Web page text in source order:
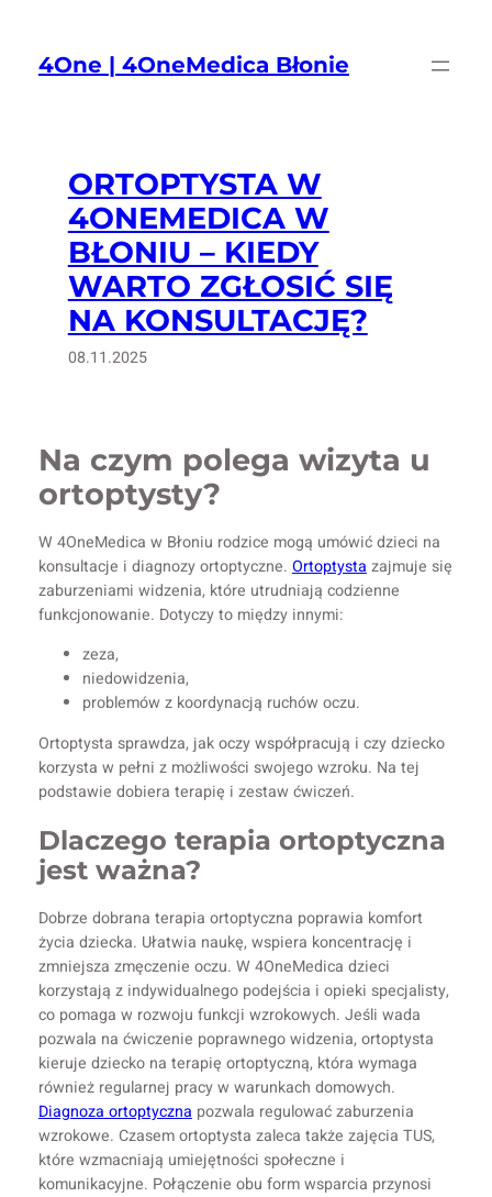
treści4One | 4OneMedica Błonie
ORTOPTYSTA W
4ONEMEDICA W
BŁONIU – KIEDY
WARTO ZGŁOSIĆ SIĘ
NA KONSULTACJĘ?
08.11.2025
Na czym polega wizyta u
ortoptysty?
W 4OneMedica w Błoniu rodzice mogą umówić dzieci na
konsultacje i diagnozy ortoptyczne. Ortoptysta zajmuje się
zaburzeniami widzenia, które utrudniają codzienne
funkcjonowanie. Dotyczy to między innymi:
zeza,
niedowidzenia,
problemów z koordynacją ruchów oczu.
Ortoptysta sprawdza, jak oczy współpracują i czy dziecko
korzysta w pełni z możliwości swojego wzroku. Na tej
podstawie dobiera terapię i zestaw ćwiczeń.
Dlaczego terapia ortoptyczna
jest ważna?
Dobrze dobrana terapia ortoptyczna poprawia komfort
życia dziecka. Ułatwia naukę, wspiera koncentrację i
zmniejsza zmęczenie oczu. W 4OneMedica dzieci
korzystają z indywidualnego podejścia i opieki specjalisty,
co pomaga w rozwoju funkcji wzrokowych. Jeśli wada
pozwala na ćwiczenie poprawnego widzenia, ortoptysta
kieruje dziecko na terapię ortoptyczną, która wymaga
również regularnej pracy w warunkach domowych.
Diagnoza ortoptycznapozwala regulować zaburzenia
wzrokowe. Czasem ortoptysta zaleca także zajęcia TUS,
które wzmacniają umiejętności społeczne i
komunikacyjne. Połączenie obu form wsparcia przynosi